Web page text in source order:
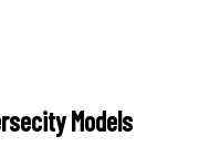
Models